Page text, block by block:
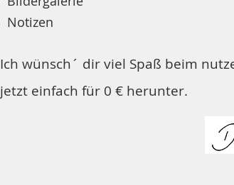
Notizen
Ich wünsch´ dir viel Spaß beim
jetzt einfach für 0 € herunter.